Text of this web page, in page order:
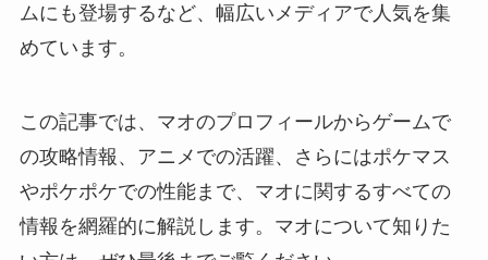
ムにも登場するなど、幅広いメディアで人気を集
めています。
この記事では、マオのプロフィールからゲームで
の攻略情報、アニメでの活躍、さらにはポケマス
やポケポケでの性能まで、マオに関するすべての
情報を網羅的に解説します。マオについて知りた